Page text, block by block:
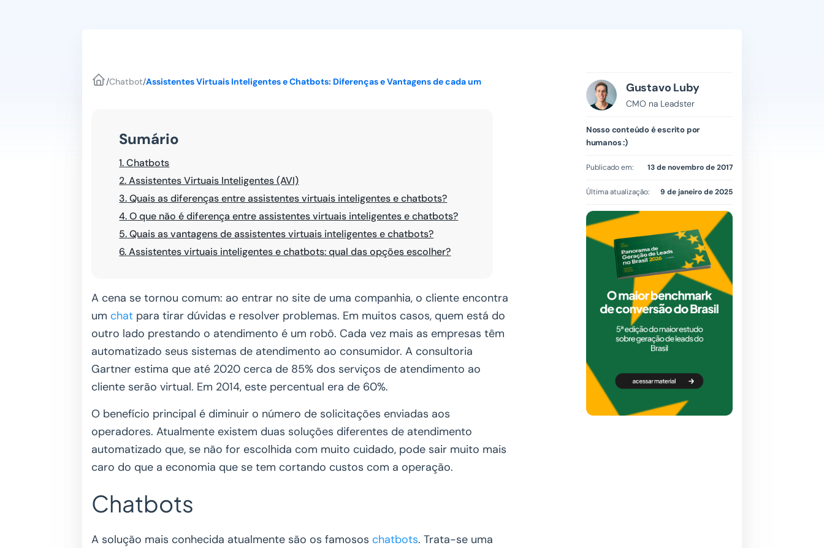
/Chatbot/Assistentes Virtuais Inteligentes e Chatbots: Diferenças e Vantagens de cada um
Sumário
1.Chatbots
2.Assistentes Virtuais Inteligentes (AVI)
3.Quais as diferenças entre assistentes virtuais inteligentes e chatbots?
4.O que não é diferença entre assistentes virtuais inteligentes e chatbots?
5.Quais as vantagens de assistentes virtuais inteligentes e chatbots?
6.Assistentes virtuais inteligentes e chatbots: qual das opções escolher?
A cena se tornou comum: ao entrar no site de uma companhia, o cliente encontra
um chat para tirar dúvidas e resolver problemas. Em muitos casos, quem está do
outro lado prestando o atendimento é um robô. Cada vez mais as empresas têm
automatizado seus sistemas de atendimento ao consumidor. A consultoria
Gartner estima que até 2020 cerca de 85% dos serviços de atendimento ao
cliente serão virtual. Em 2014, este percentual era de 60%.
O benefício principal é diminuir o número de solicitações enviadas aos
operadores. Atualmente existem duas soluções diferentes de atendimento
automatizado que, se não for escolhida com muito cuidado, pode sair muito mais
caro do que a economia que se tem cortando custos com a operação.
Chatbots
A solução mais conhecida atualmente são os famosos chatbots. Trata-se uma
Gustavo Luby
CMO na Leadster
Nosso conteúdo é escrito por
humanos :)
Publicado em: 13 de novembro de 2017
Última atualização: 9 de janeiro de 2025